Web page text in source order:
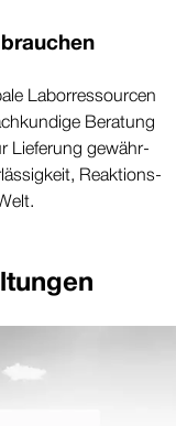
Labor­ressourcen
Beratung
Lieferung gewähr­
Reak­tions­